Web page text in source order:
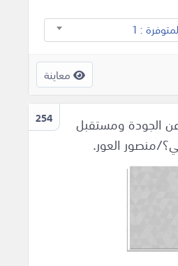
: 1
معاينة
254
الجودة ومستقبل
منصور العور.